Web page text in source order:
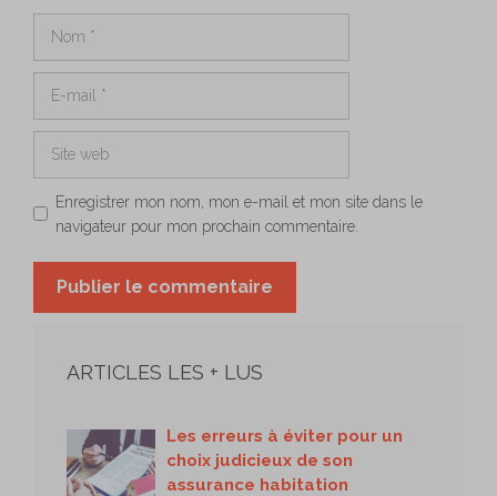
Enregistrer mon nom, mon e-mail et mon site dans le
navigateur pour mon prochain commentaire.
ARTICLES LES + LUS
Les erreurs à éviter pour un
choix judicieux de son
assurance habitation